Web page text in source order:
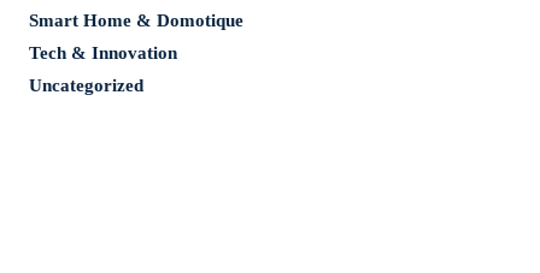
Smart Home & Domotique
Tech & Innovation
Uncategorized